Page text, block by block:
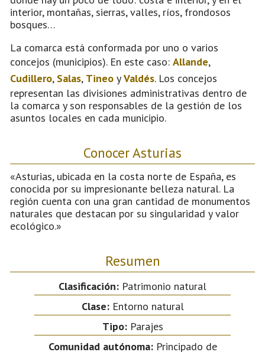
interior, montañas, sierras, valles, ríos, frondosos
bosques…
La comarca está conformada por uno o varios
concejos (municipios). En este caso: Allande,
Cudillero, Salas, Tineo yValdés. Los concejos
representan las divisiones administrativas dentro de
la comarca y son responsables de la gestión de los
asuntos locales en cada municipio.
Conocer Asturias
«Asturias, ubicada en la costa norte de España, es
conocida por su impresionante belleza natural. La
región cuenta con una gran cantidad de monumentos
naturales que destacan por su singularidad y valor
ecológico.»
Resumen
Clasificación: Patrimonio natural
Clase:Entorno natural
Tipo:Parajes
Comunidad autónoma:Principado de